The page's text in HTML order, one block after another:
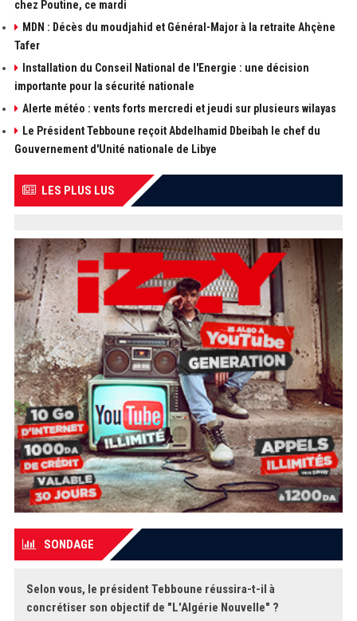
chez Poutine, ce mardi
MDN : Décès du moudjahid et Général-Major à la retraite Ahçène
Tafer
Installation du Conseil National de l'Energie : une décision
importante pour la sécurité nationale
Alerte météo : vents forts mercredi et jeudi sur plusieurs wilayas
Le Président Tebboune reçoit Abdelhamid Dbeibah le chef du
Gouvernement d'Unité nationale de Libye
LES PLUS LUS
SONDAGE
Selon vous, le président Tebboune réussira-t-il à
concrétiser son objectif de "L'Algérie Nouvelle" ?